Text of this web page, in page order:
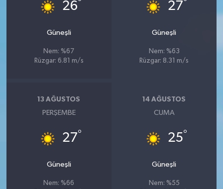
26°
Güneşli
Nem: %67
Rüzgar: 6.81 m/s
27°
Güneşli
Nem: %63
Rüzgar: 8.31 m/s
13 AĞUSTOS
PERŞEMBE
27°
Güneşli
Nem: %66
14 AĞUSTOS
CUMA
25°
Güneşli
Nem: %55